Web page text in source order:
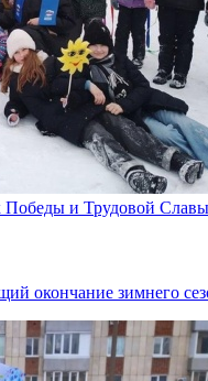
Победы и Трудовой Славы
окончание зимнего